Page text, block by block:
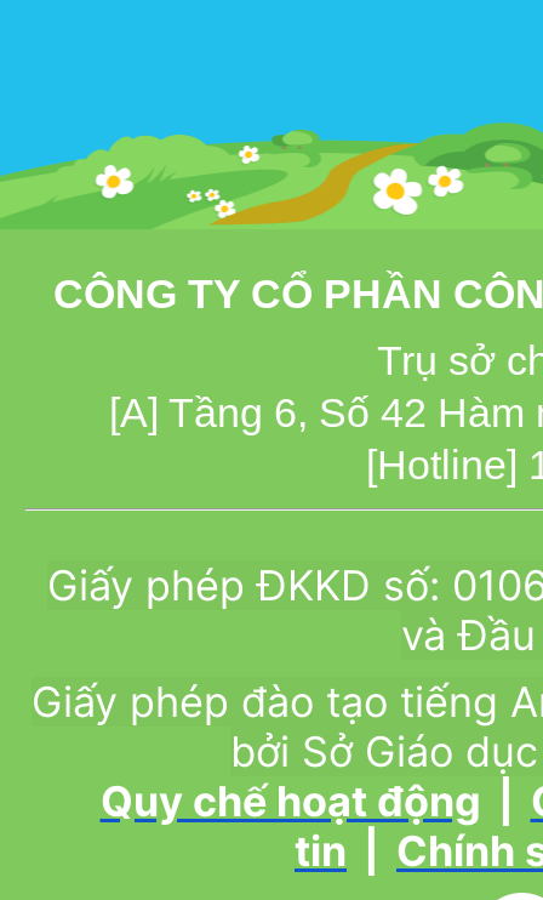
CÔNG TY CỔ PHẦN
Trụ sở
[A] Tầng 6, Số 42
[Hotline]
Giấy phép ĐKKD số:
và
Giấy phép đào tạo tiếng
bởi Sở Giáo
Quy chế hoạt động
tin
Chính